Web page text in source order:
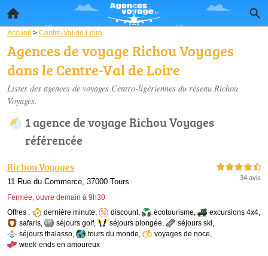
Accueil > Centre-Val de Loire
Agences de voyage Richou Voyages
dans le Centre-Val de Loire
Listes des agences de voyages Centro-ligériennes du réseau Richou
Voyages.
1 agence de voyage Richou Voyages
référencée
Richou Voyages
11 Rue du Commerce, 37000 Tours
Fermée, ouvre demain à 9h30
4,5 étoiles sur 5
34 avis
Offres : dernière minute, discount, écotourisme, excursions 4x4,
safaris, séjours golf, séjours plongée, séjours ski,
séjours thalasso, tours du monde, voyages de noce,
week-ends en amoureux